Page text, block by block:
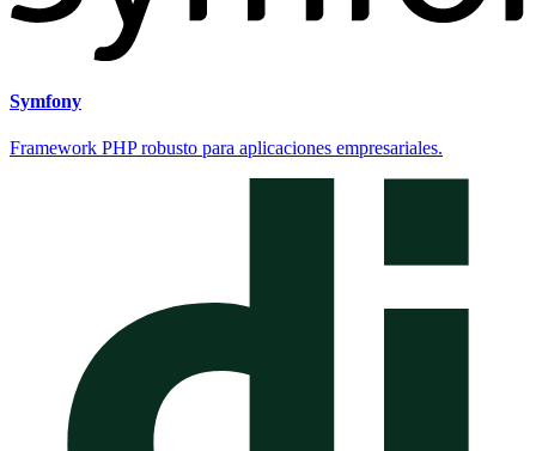
Symfony
Framework PHP robusto para aplicaciones empresariales.